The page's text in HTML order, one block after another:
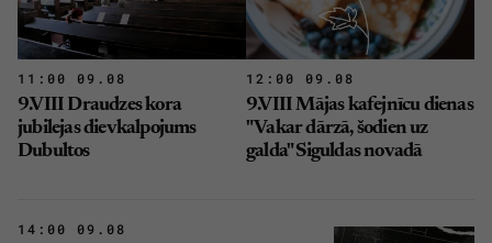
11:00 09.08
9.VIII Draudzes kora
jubilejas dievkalpojums
Dubultos
12:00 09.08
9.VIII Mājas kafejnīcu dienas
"Vakar dārzā, šodien uz
galda" Siguldas novadā
14:00 09.08